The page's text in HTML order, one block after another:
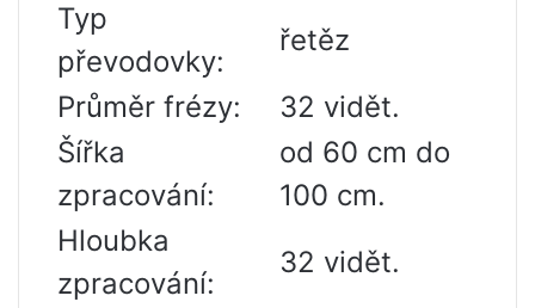
Typ
převodovky:
řetěz
Průměr frézy:
32 vidět.
Šířka
zpracování:
od 60 cm do
100 cm.
Hloubka
zpracování:
32 vidět.